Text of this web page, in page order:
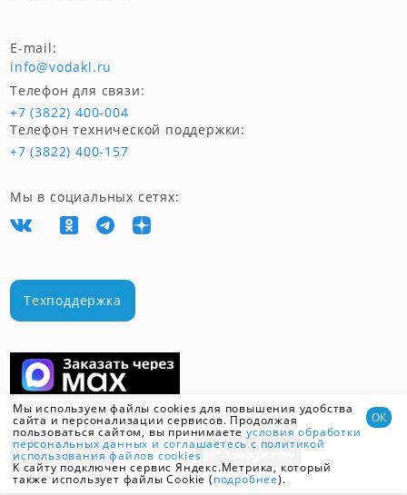
Мы используем файлы cookies для повышения удобства
сайта и персонализации сервисов. Продолжая
пользоваться сайтом, вы принимаетеусловия обработки
персональных данных и соглашаетесь с политикой
использования файлов cookies
К сайту подключен сервис Яндекс.Метрика, который
также использует файлы Cookie (подробнее).
ОК
Скачать мобильное приложение
Телефон для связи:
+7 (3822) 400-004
Телефон технической поддержки:
+7 (3822) 400-157
E-mail:
info@vodakl.ru
Мы в социальных сетях:
Техподдержка